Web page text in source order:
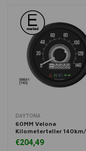
DAYTONA
60MM Velona
Kilometerteller
€204,49